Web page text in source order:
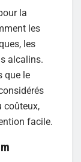
la
les
les
alcalins.
que le
coûteux,
facile.